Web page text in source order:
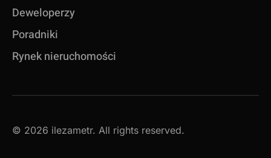
Deweloperzy
Poradniki
Rynek nieruchomości
© 2026 ilezametr. All rights reserved.